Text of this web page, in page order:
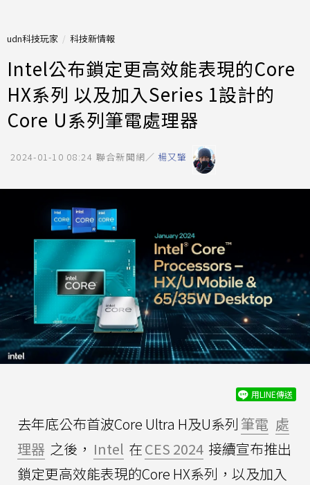
udn科技玩家 科技新情報
Intel公布鎖定更高效能表現的Core
HX系列 以及加入Series 1設計的
Core U系列筆電處理器
2024-01-10 08:24 聯合新聞網／ 楊又肇
用LINE傳送
去年底公布首波Core Ultra H及U系列 筆電 處
理器 之後， Intel 在CES 2024 接續宣布推出
鎖定更高效能表現的Core HX系列，以及加入